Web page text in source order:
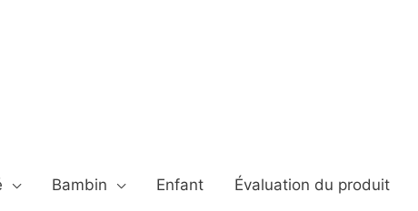
Bambin Enfant Évaluation du produit